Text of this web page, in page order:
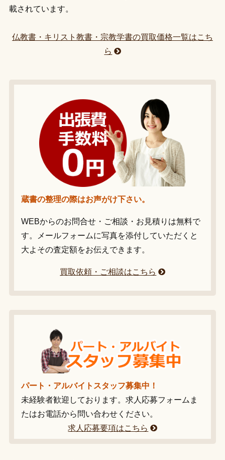
載されています。
仏教書・キリスト教書・宗教学書の買取価格一覧はこち
ら
蔵書の整理の際はお声がけ下さい。
WEBからのお問合せ・ご相談・お見積りは無料で
す。メールフォームに写真を添付していただくと
大よその査定額をお伝えできます。
買取依頼・ご相談はこちら
パート・アルバイトスタッフ募集中！
未経験者歓迎しております。求人応募フォームま
たはお電話から問い合わせください。
求人応募要項はこちら